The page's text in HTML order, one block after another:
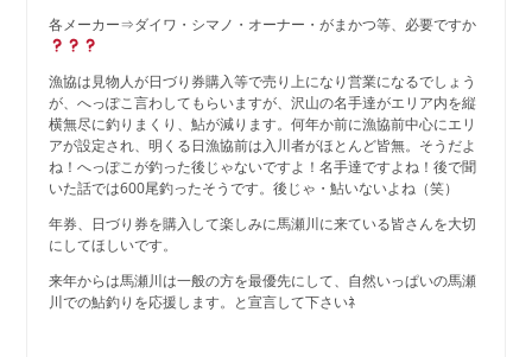
各メーカー⇒ダイワ・シマノ・オーナー・がまかつ等、必要ですか
漁協は見物人が日づり券購入等で売り上になり営業になるでしょう
が、へっぽこ言わしてもらいますが、沢山の名手達がエリア内を縦
横無尽に釣りまくり、鮎が減ります。何年か前に漁協前中心にエリ
アが設定され、明くる日漁協前は入川者がほとんど皆無。そうだよ
ね！へっぽこが釣った後じゃないですよ！名手達ですよね！後で聞
いた話では600尾釣ったそうです。後じゃ・鮎いないよね（笑）
年券、日づり券を購入して楽しみに馬瀬川に来ている皆さんを大切
にしてほしいです。
来年からは馬瀬川は一般の方を最優先にして、自然いっぱいの馬瀬
川での鮎釣りを応援します。と宣言して下さいﾈ